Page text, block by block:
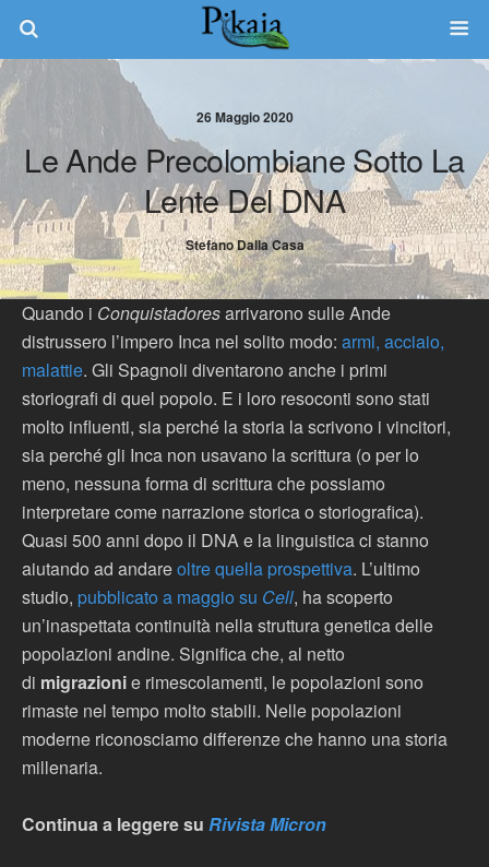
26 Maggio 2020
Le Ande Precolombiane Sotto La
Lente Del DNA
Stefano Dalla Casa
Quando i Conquistadoresarrivarono sulle Ande
distrussero l’impero Inca nel solito modo: armi, acciaio,
malattie. Gli Spagnoli diventarono anche i primi
storiografi di quel popolo. E i loro resoconti sono stati
molto influenti, sia perché la storia la scrivono i vincitori,
sia perché gli Inca non usavano la scrittura (o per lo
meno, nessuna forma di scrittura che possiamo
interpretare come narrazione storica o storiografica).
Quasi 500 anni dopo il DNA e la linguistica ci stanno
aiutando ad andareoltre quella prospettiva. L’ultimo
studio, pubblicato a maggio su Cell, ha scoperto
un’inaspettata continuità nella struttura genetica delle
popolazioni andine. Significa che, al netto
di migrazionie rimescolamenti, le popolazioni sono
rimaste nel tempo molto stabili. Nelle popolazioni
moderne riconosciamo differenze che hanno una storia
millenaria.
Continua a leggere su Rivista Micron